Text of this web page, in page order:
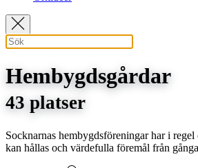
Hembygdsgårdar
43 platser
Socknarnas hembygdsföreningar har i regel
kan hållas och värdefulla föremål från